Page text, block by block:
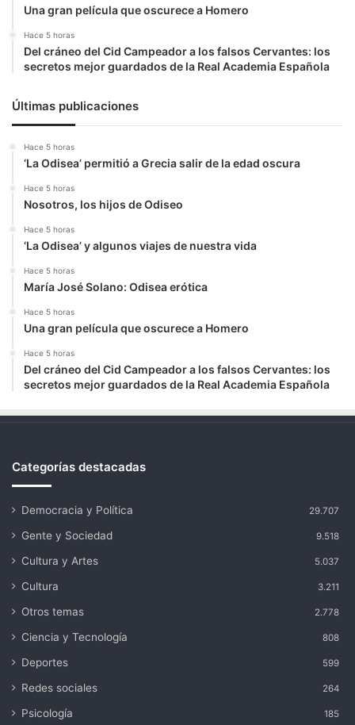
Una gran película que oscurece a Homero
Hace 5 horas
Del cráneo del Cid Campeador a los falsos Cervantes: los
secretos mejor guardados de la Real Academia Española
Últimas publicaciones
Hace 5 horas
‘La Odisea’ permitió a Grecia salir de la edad oscura
Hace 5 horas
Nosotros, los hijos de Odiseo
Hace 5 horas
‘La Odisea’ y algunos viajes de nuestra vida
Hace 5 horas
María José Solano: Odisea erótica
Hace 5 horas
Una gran película que oscurece a Homero
Hace 5 horas
Del cráneo del Cid Campeador a los falsos Cervantes: los
secretos mejor guardados de la Real Academia Española
Categorías destacadas
Democracia y Política 29.707
Gente y Sociedad 9.518
Cultura y Artes 5.037
Cultura 3.211
Otros temas 2.778
Ciencia y Tecnología 808
Deportes 599
Redes sociales 264
Psicología 185